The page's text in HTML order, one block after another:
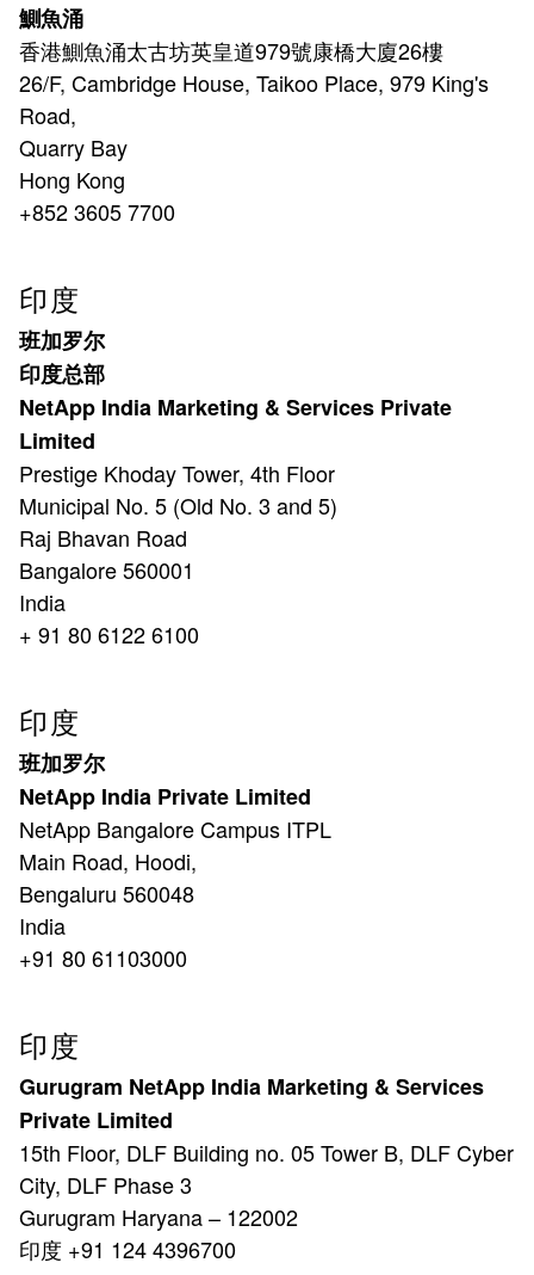
鰂魚涌
香港鰂魚涌太古坊英皇道979號康橋大廈26樓
26/F, Cambridge House, Taikoo Place, 979 King's
Road,
Quarry Bay
Hong Kong
+852 3605 7700
印度
班加罗尔
印度总部
NetApp India Marketing & Services Private
Limited
Prestige Khoday Tower, 4th Floor
Municipal No. 5 (Old No. 3 and 5)
Raj Bhavan Road
Bangalore 560001
India
+ 91 80 6122 6100
印度
班加罗尔
NetApp India Private Limited
NetApp Bangalore Campus ITPL
Main Road, Hoodi,
Bengaluru 560048
India
+91 80 61103000
印度
Gurugram NetApp India Marketing & Services
Private Limited
15th Floor, DLF Building no. 05 Tower B, DLF Cyber
City, DLF Phase 3
Gurugram Haryana – 122002
印度 +91 124 4396700